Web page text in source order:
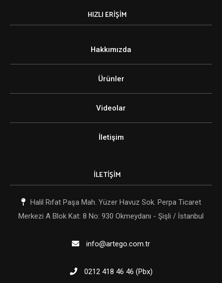
HIZLI ERİŞİM
Hakkımızda
Ürünler
Videolar
İletişim
İLETİŞİM
Halil Rıfat Paşa Mah. Yüzer Havuz Sok. Perpa Ticaret
Merkezi A Blok Kat: 8 No: 930 Okmeydanı - Şişli / İstanbul
info@artego.com.tr
0212 418 46 46 (Pbx)